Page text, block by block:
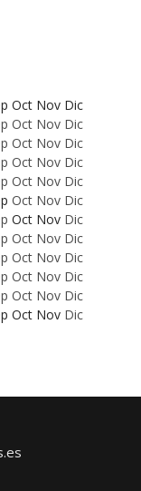
Oct Nov Dic
Oct Nov Dic
Oct Nov Dic
Oct Nov Dic
Oct Nov Dic
Oct Nov Dic
Oct Nov Dic
Oct Nov Dic
Oct Nov Dic
Oct Nov Dic
Oct Nov Dic
Oct Nov Dic